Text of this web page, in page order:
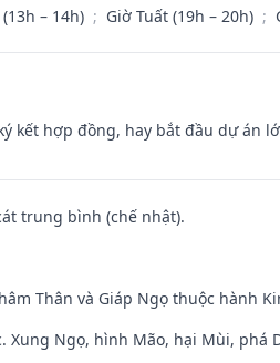
– 14h) ; Giờ Tuất (19h – 20h) ;
kết hợp đồng, hay bắt đầu dự án
trung bình (chế nhật).
Thân và Giáp Ngọ thuộc hành
Ngọ, hình Mão, hại Mùi, phá